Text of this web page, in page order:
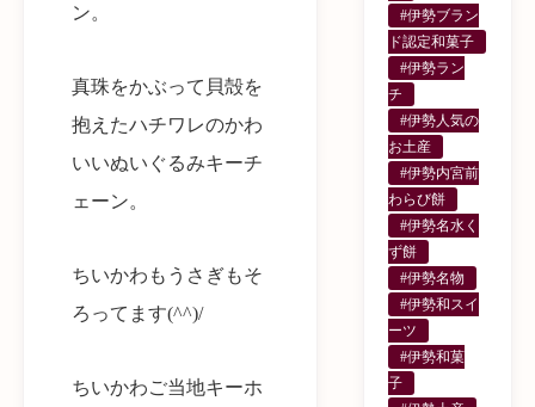
ン。
真珠をかぶって貝殻を
抱えたハチワレのかわ
いいぬいぐるみキーチ
ェーン。
ちいかわもうさぎもそ
ろってます(^^)/
ちいかわご当地キーホ
#伊勢ブラン
ド認定和菓子
#伊勢ラン
チ
#伊勢人気の
お土産
#伊勢内宮前
わらび餅
#伊勢名水く
ず餅
#伊勢名物
#伊勢和スイ
ーツ
#伊勢和菓
子